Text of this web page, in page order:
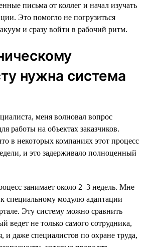
письма от коллег и начал изучать
Это помогло не погрузиться
и сразу войти в рабочий ритм.
нужна система
меня волновал вопрос
работы на объектах заказчиков.
в некоторых компаниях этот процесс
и это задерживало полноценный
занимает около 2–3 недель. Мне
специальному модулю адаптации
Эту систему можно сравнить
ведет не только самого сотрудника,
и даже специалистов по охране труда,